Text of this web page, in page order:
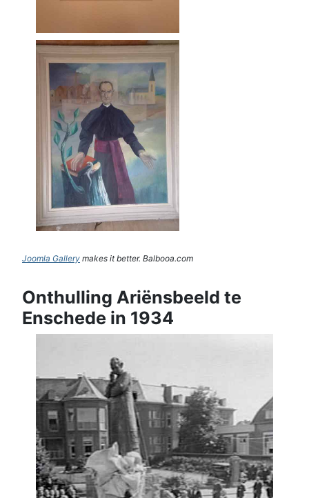
Joomla Gallery makes it better. Balbooa.com
Onthulling Ariënsbeeld te
Enschede in 1934